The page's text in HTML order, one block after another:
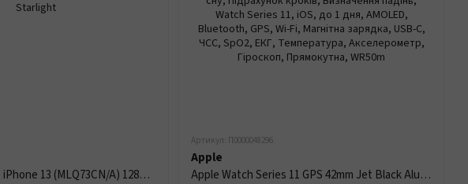
Смартфон Apple iPhone 13 (MLQ73CN/A) 128Gb Starlight
Артикул: П0000048296
Apple
Apple Watch Series 11 GPS 42mm Jet Black Aluminium Case with Black Sport Band M/L MEQU4